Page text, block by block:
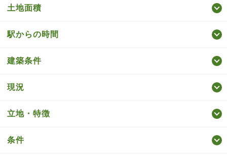
土地面積
駅からの時間
建築条件
現況
立地・特徴
条件